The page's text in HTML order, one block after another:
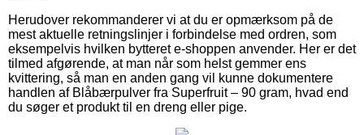
Herudover rekommanderer vi at du er opmærksom på de
mest aktuelle retningslinjer i forbindelse med ordren, som
eksempelvis hvilken bytteret e-shoppen anvender. Her er det
tilmed afgørende, at man når som helst gemmer ens
kvittering, så man en anden gang vil kunne dokumentere
handlen af Blåbærpulver fra Superfruit – 90 gram, hvad end
du søger et produkt til en dreng eller pige.